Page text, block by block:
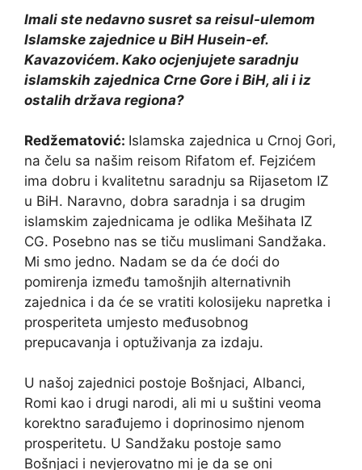
Imali ste nedavno susret sa reisul-ulemom
Islamske zajednice u BiH Husein-ef.
Kavazovićem. Kako ocjenjujete saradnju
islamskih zajednica Crne Gore i BiH, ali i iz
ostalih država regiona?
Redžematović: Islamska zajednica u Crnoj Gori,
na čelu sa našim reisom Rifatom ef. Fejzićem
ima dobru i kvalitetnu saradnju sa Rijasetom IZ
u BiH. Naravno, dobra saradnja i sa drugim
islamskim zajednicama je odlika Mešihata IZ
CG. Posebno nas se tiču muslimani Sandžaka.
Mi smo jedno. Nadam se da će doći do
pomirenja između tamošnjih alternativnih
zajednica i da će se vratiti kolosijeku napretka i
prosperiteta umjesto međusobnog
prepucavanja i optuživanja za izdaju.
U našoj zajednici postoje Bošnjaci, Albanci,
Romi kao i drugi narodi, ali mi u suštini veoma
korektno sarađujemo i doprinosimo njenom
prosperitetu. U Sandžaku postoje samo
Bošnjaci i nevjerovatno mi je da se oni